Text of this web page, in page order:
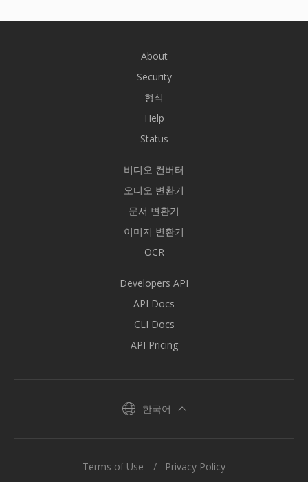
About
Security
형식
Help
Status
비디오 컨버터
오디오 변환기
문서 변환기
이미지 변환기
OCR
Developers API
API Docs
CLI Docs
API Pricing
한국어
Terms of Use Privacy Policy